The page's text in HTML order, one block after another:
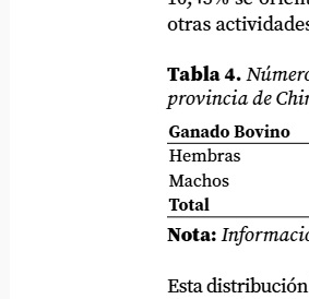
Tabla 4. Número
provincia de
Nota:
otras actividades
Esta distribución
Ganado Bovino
Hembras
Machos
Total